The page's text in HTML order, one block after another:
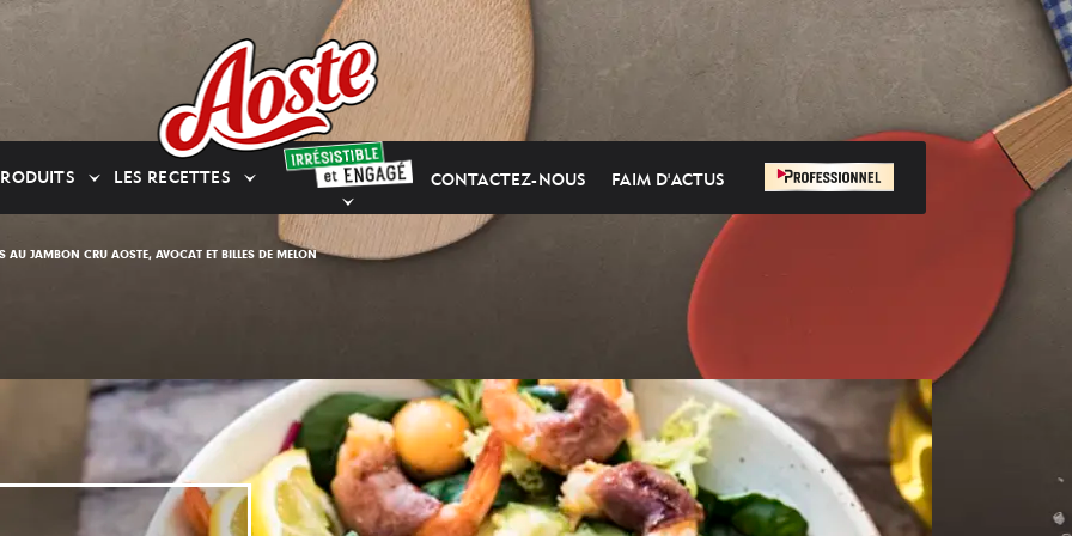
LES RECETTES CONTACTEZ-NOUS FAIM D'ACTUS
AU JAMBON CRU AOSTE, AVOCAT ET BILLES DE MELON